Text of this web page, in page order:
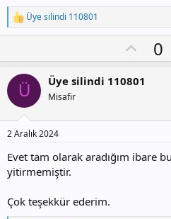
T
e
l
r
Üye silindi 110801
O
y
l
0
Ü Üye silindi 110801
Misafir
2 Aralık 2024
Evet tam olarak aradığım ibare
yitirmemiştir.
Çok teşekkür ederim.